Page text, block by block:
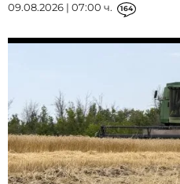
09.08.2026 | 07:00 ч. 164